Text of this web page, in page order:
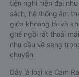
tiện nghi hiện đại
sách, hệ thống âm
giữa khoang lái và
ghế ngồi rất thoải
nhu cầu về sang
chuyển.
Đây là loại xe Cam